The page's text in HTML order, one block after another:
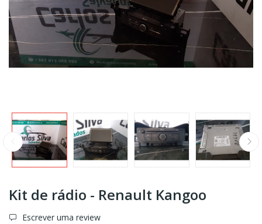
Kit de rádio - Renault Kangoo
Escrever uma review